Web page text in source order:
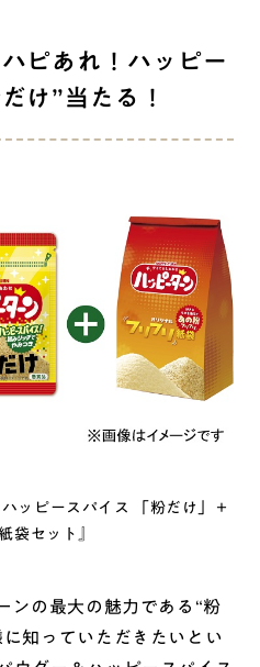
ピあれ！ハッピー
け”当たる！
ッピースパイス 「粉だけ」＋
袋セット』
の最大の魅力である“粉
知っていただきたいとい